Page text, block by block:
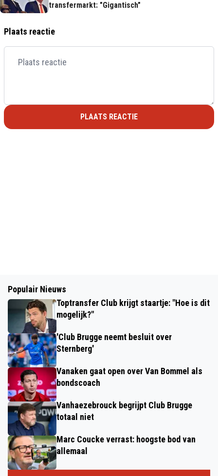
transfermarkt: "Gigantisch"
Plaats reactie
PLAATS REACTIE
Populair Nieuws
Toptransfer Club krijgt staartje: "Hoe is dit
mogelijk?"
'Club Brugge neemt besluit over
Sternberg'
Vanaken gaat open over Van Bommel als
bondscoach
Vanhaezebrouck begrijpt Club Brugge
totaal niet
Marc Coucke verrast: hoogste bod van
allemaal